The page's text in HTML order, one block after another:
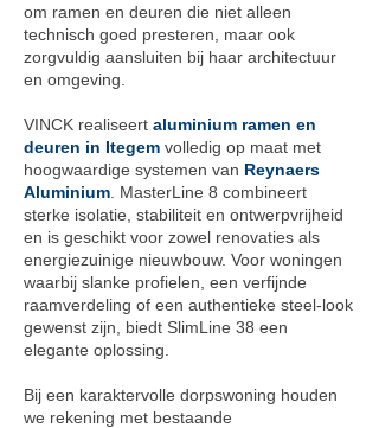
om ramen en deuren die niet alleen
technisch goed presteren, maar ook
zorgvuldig aansluiten bij haar architectuur
en omgeving.
VINCK realiseert aluminium ramen en
deuren in Itegem volledig op maat met
hoogwaardige systemen van Reynaers
Aluminium . MasterLine 8 combineert
sterke isolatie, stabiliteit en ontwerpvrijheid
en is geschikt voor zowel renovaties als
energiezuinige nieuwbouw. Voor woningen
waarbij slanke profielen, een verfijnde
raamverdeling of een authentieke steel-look
gewenst zijn, biedt SlimLine 38 een
elegante oplossing.
Bij een karaktervolle dorpswoning houden
we rekening met bestaande